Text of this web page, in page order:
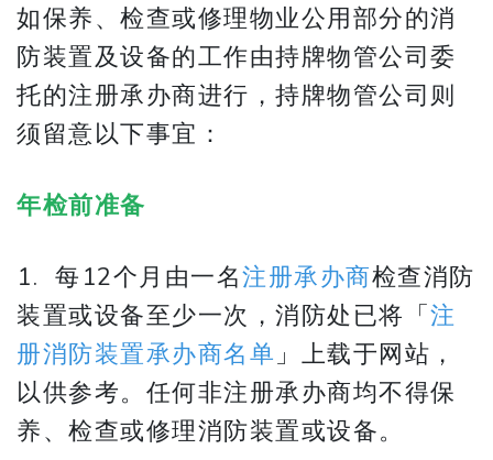
如保养、检查或修理物业公用部分的消
防装置及设备的工作由持牌物管公司委
托的注册承办商进行，持牌物管公司则
须留意以下事宜：
年检前准备
1. 每12个月由一名注册承办商检查消防
装置或设备至少一次，消防处已将「注
册消防装置承办商名单 」上载于网站，
以供参考。任何非注册承办商均不得保
养、检查或修理消防装置或设备。